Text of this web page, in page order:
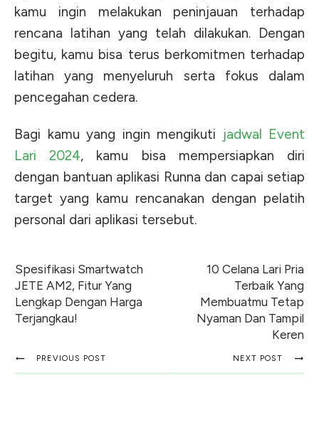
kamu ingin melakukan peninjauan terhadap
rencana latihan yang telah dilakukan. Dengan
begitu, kamu bisa terus berkomitmen terhadap
latihan yang menyeluruh serta fokus dalam
pencegahan cedera.
Bagi kamu yang ingin mengikuti jadwal Event
Lari 2024, kamu bisa mempersiapkan diri
dengan bantuan aplikasi Runna dan capai setiap
target yang kamu rencanakan dengan pelatih
personal dari aplikasi tersebut.
Spesifikasi Smartwatch
JETE AM2, Fitur Yang
Lengkap Dengan Harga
Terjangkau!
10 Celana Lari Pria
Terbaik Yang
Membuatmu Tetap
Nyaman Dan Tampil
Keren
PREVIOUS POST NEXT POST